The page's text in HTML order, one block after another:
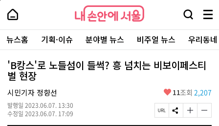
본
로
가
내
손
안
에
서
울
-
서
울
시
대
표
소
통
내
손
에
울
검
창
열
기
메
뉴
전
체
보
주
요
서
뉴스홈 기획·이슈 분야별 뉴스 비주얼 뉴스 우리동
'B캉스'로 노들섬이 들썩? 흥 넘치는 비보이페스티
벌 현장
시민기자 정향선
발행일 2023.06.07. 13:30
수정일 2023.06.07. 17:09
좋
요
11조회 2,207
페
이
S
N
글
자
글
자
페
상
단
로